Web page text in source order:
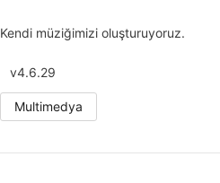
Kendi müziğimizi oluşturuyoruz.
v4.6.29
Multimedya